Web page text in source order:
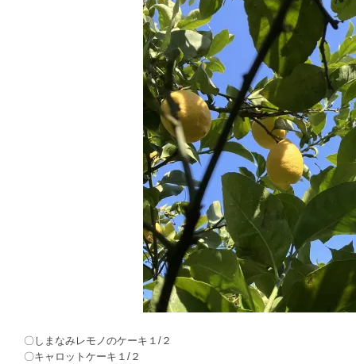
〇しまなみレモノのケーキ１/２
〇キャロットケーキ１/２